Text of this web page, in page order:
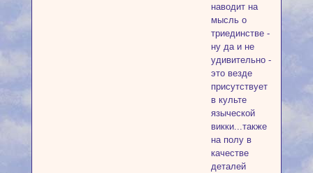
наводит на
мысль о
триединстве -
ну да и не
удивительно -
это везде
присутствует
в культе
языческой
викки...также
на полу в
качестве
деталей